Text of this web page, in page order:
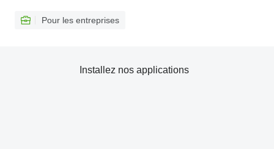
Pour les entreprises
Installez nos applications